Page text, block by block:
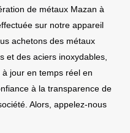
de métaux Mazan à
sur notre appareil
achetons des métaux
et des aciers inoxydables,
jour en temps réel en
à la transparence de
Alors, appelez-nous